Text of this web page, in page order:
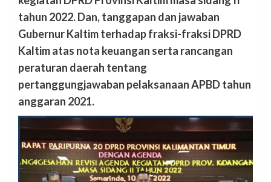
tahun 2022. Dan, tanggapan dan jawaban
Gubernur Kaltim terhadap fraksi-fraksi DPRD
Kaltim atas nota keuangan serta rancangan
peraturan daerah tentang
pertanggungjawaban pelaksanaan APBD tahun
anggaran 2021.